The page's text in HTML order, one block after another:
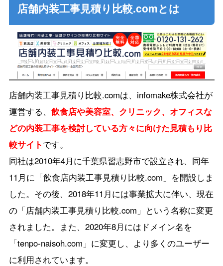
店舗内装工事見積り比較.comとは
店舗内装工事見積り比較.comは、infomake株式会社が
運営する、 飲食店や美容室、クリニック、オフィスな
どの内装工事を検討している方々に向けた見積もり比
較サイトです。
同社は2010年4月に千葉県習志野市で設立され、同年
11月に「飲食店内装工事見積り比較.com」を開設しま
した。その後、2018年11月には事業拡大に伴い、現在
の「店舗内装工事見積り比較.com」という名称に変更
されました。また、2020年8月にはドメイン名を
「tenpo-naisoh.com」に変更し、より多くのユーザー
に利用されています。